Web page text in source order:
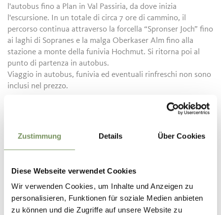
Zustimmung Details Über Cookies
Diese Webseite verwendet Cookies
Wir verwenden Cookies, um Inhalte und Anzeigen zu
personalisieren, Funktionen für soziale Medien anbieten
zu können und die Zugriffe auf unsere Website zu
l'autobus fino a Plan in Val Passiria, da dove inizia
l'escursione. In un totale di circa 7 ore di cammino, il
percorso continua attraverso la forcella “Spronser Joch” fino
ai laghi di Sopranes e la malga Oberkaser Alm fino alla
stazione a monte della funivia Hochmut. Si ritorna poi al
punto di partenza in autobus.
Viaggio in autobus, funivia ed eventuali rinfreschi non sono
inclusi nel prezzo.
www.partschins.com
39020 Laghi di Sopranes